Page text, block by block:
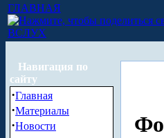
ГЛАВНАЯ
ВСЛУХ
Навигация по
сайту
·Главная
·Материалы
·Новости